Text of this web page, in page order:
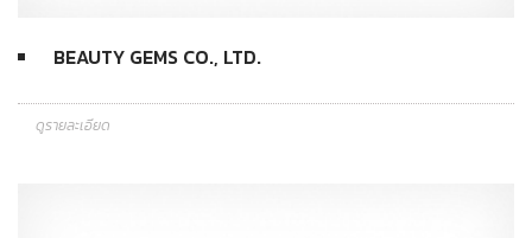
BEAUTY GEMS CO., LTD.
ดูรายละเอียด